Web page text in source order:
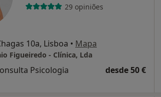
29 opiniões
10a, Lisboa • Mapa
Figueiredo - Clínica, Lda
Psicologia desde 50 €